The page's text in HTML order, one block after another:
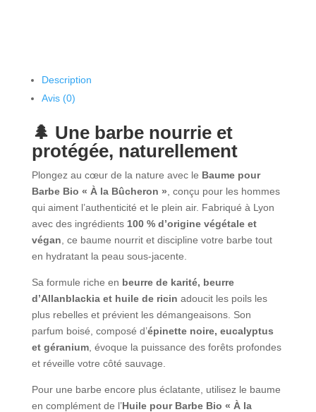
Description
Avis (0)
🌲 Une barbe nourrie et
protégée, naturellement
Plongez au cœur de la nature avec le Baume pour
Barbe Bio « À la Bûcheron » , conçu pour les hommes
qui aiment l’authenticité et le plein air. Fabriqué à Lyon
avec des ingrédients 100 % d’origine végétale et
végan , ce baume nourrit et discipline votre barbe tout
en hydratant la peau sous-jacente.
Sa formule riche en beurre de karité, beurre
d’Allanblackia et huile de ricin adoucit les poils les
plus rebelles et prévient les démangeaisons. Son
parfum boisé, composé d’épinette noire, eucalyptus
et géranium, évoque la puissance des forêts profondes
et réveille votre côté sauvage.
Pour une barbe encore plus éclatante, utilisez le baume
en complément de l’Huile pour Barbe Bio « À la